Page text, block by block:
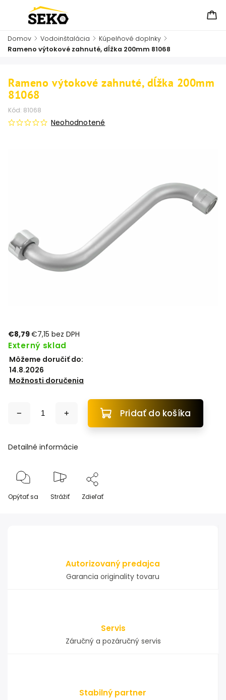
Domov / Vodoinštalácia / Kúpelňové doplnky /
Rameno výtokové zahnuté, dĺžka 200mm 81068
Rameno výtokové zahnuté, dĺžka 200mm
81068
Kód: 81068
Neohodnotené
€8,79€7,15 bez DPH
Externý sklad
Môžeme doručiť do:
14.8.2026
Možnosti doručenia
Pridať do košíka
Detailné informácie
Opýtať sa Strážiť Zdieľať
Autorizovaný predajca
Garancia originality tovaru
Servis
Záručný a pozáručný servis
Stabilný partner